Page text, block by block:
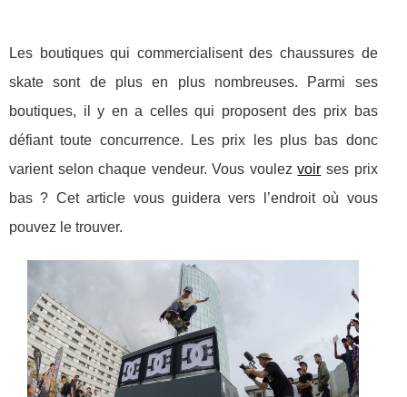
Les boutiques qui commercialisent des chaussures de
skate sont de plus en plus nombreuses. Parmi ses
boutiques, il y en a celles qui proposent des prix bas
défiant toute concurrence. Les prix les plus bas donc
varient selon chaque vendeur. Vous voulezvoir ses prix
bas ? Cet article vous guidera vers l’endroit où vous
pouvez le trouver.